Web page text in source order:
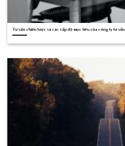
Tư vấn chiến lược và các cấp độ mục tiêu của công ty tư vấn